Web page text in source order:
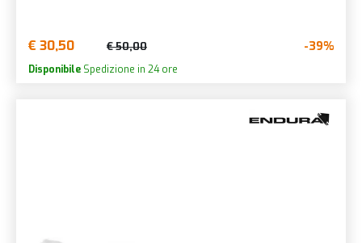
€ 30,50 € 50,00 -39%
Disponibile Spedizione in 24 ore